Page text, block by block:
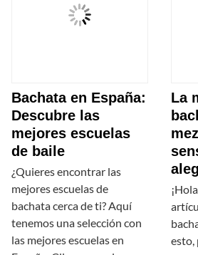
Bachata en España:
Descubre las
mejores escuelas
de baile
¿Quieres encontrar las
mejores escuelas de
bachata cerca de ti? Aquí
tenemos una selección con
las mejores escuelas en
La
esto,